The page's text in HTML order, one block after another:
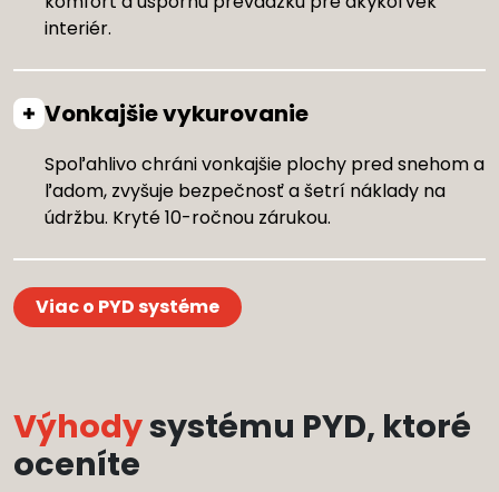
interiér.
Vonkajšie vykurovanie
Spoľahlivo chráni vonkajšie plochy pred snehom a
ľadom, zvyšuje bezpečnosť a šetrí náklady na
údržbu. Kryté 10-ročnou zárukou.
Viac o PYD systéme
Výhodysystému PYD, ktoré
oceníte